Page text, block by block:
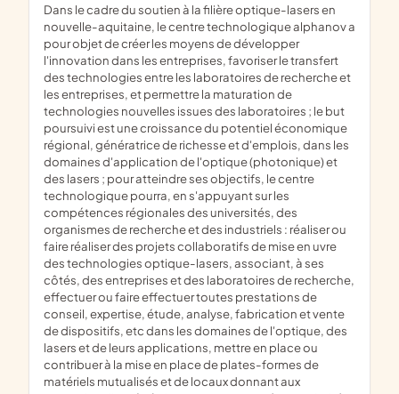
dans le cadre du soutien à la filière optique-lasers en
nouvelle-aquitaine, le centre technologique alphanov a
pour objet de créer les moyens de développer
l'innovation dans les entreprises, favoriser le transfert
des technologies entre les laboratoires de recherche et
les entreprises, et permettre la maturation de
technologies nouvelles issues des laboratoires ; le but
poursuivi est une croissance du potentiel économique
régional, génératrice de richesse et d'emplois, dans les
domaines d'application de l'optique (photonique) et
des lasers ; pour atteindre ses objectifs, le centre
technologique pourra, en s'appuyant sur les
compétences régionales des universités, des
organismes de recherche et des industriels : réaliser ou
faire réaliser des projets collaboratifs de mise en uvre
des technologies optique-lasers, associant, à ses
côtés, des entreprises et des laboratoires de recherche,
effectuer ou faire effectuer toutes prestations de
conseil, expertise, étude, analyse, fabrication et vente
de dispositifs, etc dans les domaines de l'optique, des
lasers et de leurs applications, mettre en place ou
contribuer à la mise en place de plates-formes de
matériels mutualisés et de locaux donnant aux